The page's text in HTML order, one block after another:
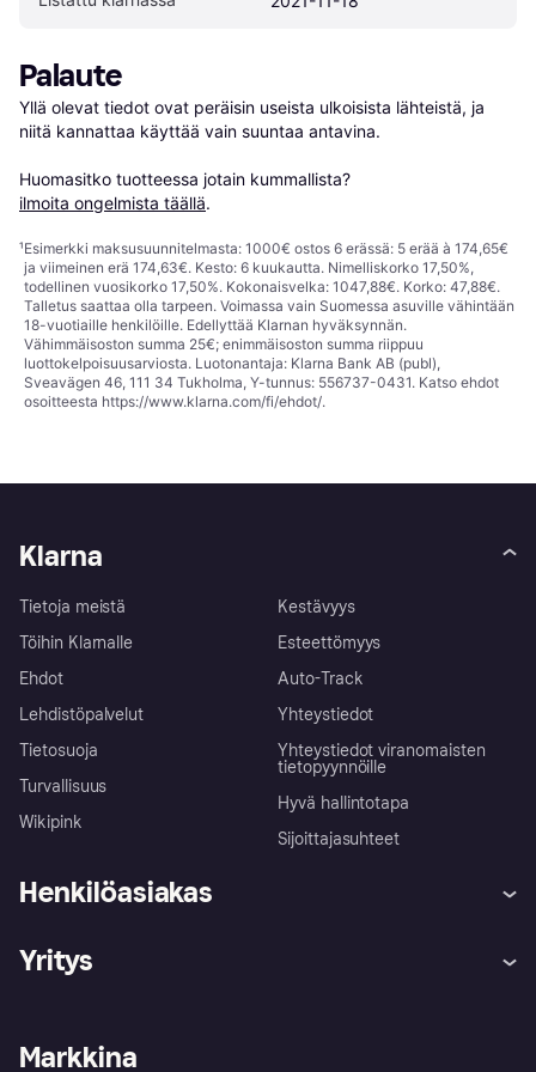
Palaute
Yllä olevat tiedot ovat peräisin useista ulkoisista lähteistä, ja
niitä kannattaa käyttää vain suuntaa antavina.
Huomasitko tuotteessa jotain kummallista?
ilmoita ongelmista täällä.
¹Esimerkki maksusuunnitelmasta: 1000€ ostos 6 erässä: 5 erää à 174,65€
ja viimeinen erä 174,63€. Kesto: 6 kuukautta. Nimelliskorko 17,50%,
todellinen vuosikorko 17,50%. Kokonaisvelka: 1047,88€. Korko: 47,88€.
Talletus saattaa olla tarpeen. Voimassa vain Suomessa asuville vähintään
18-vuotiaille henkilöille. Edellyttää Klarnan hyväksynnän.
Vähimmäisoston summa 25€; enimmäisoston summa riippuu
luottokelpoisuusarviosta. Luotonantaja: Klarna Bank AB (publ),
Sveavägen 46, 111 34 Tukholma, Y-tunnus: 556737-0431. Katso ehdot
osoitteesta https://www.klarna.com/fi/ehdot/.
Klarna
Tietoja meistä
Töihin Klarnalle
Ehdot
Lehdistöpalvelut
Tietosuoja
Turvallisuus
Wikipink
Kestävyys
Esteettömyys
Auto-Track
Yhteystiedot
Yhteystiedot viranomaisten
tietopyynnöille
Hyvä hallintotapa
Sijoittajasuhteet
Henkilöasiakas
Kirjaudu sisään
Tutustu kauppoihin
Yritys
Kirjaudu sisään yrityksenä
Markkina